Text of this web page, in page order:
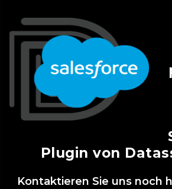
Plugin von
Kontaktieren Sie uns noch